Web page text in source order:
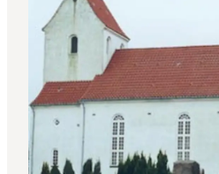
Inspirations
Destinations
Quoi faire
Hébergements
Planifiez votre voyage